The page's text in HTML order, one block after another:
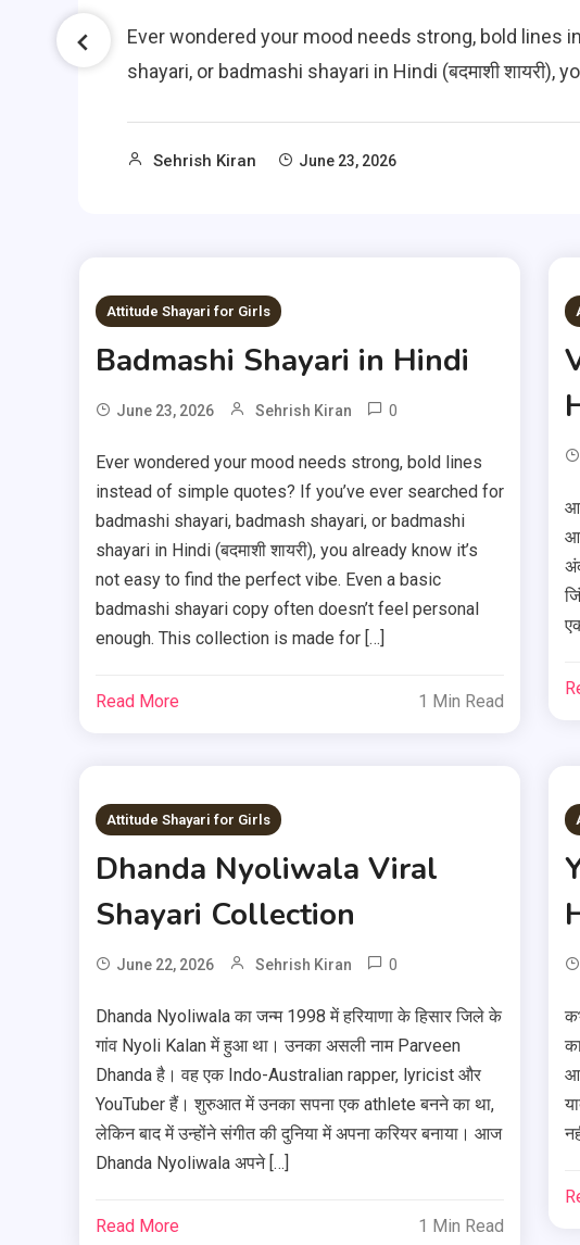
Ever wondered your mood needs strong, bold lines
shayari, or badmashi shayari in Hindi (बदमाशी शायरी),
Sehrish Kiran June 23, 2026
Attitude Shayari for Girls
Badmashi Shayari in Hindi
June 23, 2026 Sehrish Kiran 0
Ever wondered your mood needs strong, bold lines
instead of simple quotes? If you’ve ever searched for
badmashi shayari, badmash shayari, or badmashi
shayari in Hindi (बदमाशी शायरी), you already know it’s
not easy to find the perfect vibe. Even a basic
badmashi shayari copy often doesn’t feel personal
enough. This collection is made for […]
Read More 1 Min Read
Attitude Shayari for Girls
Dhanda Nyoliwala Viral
Shayari Collection
June 22, 2026 Sehrish Kiran 0
Dhanda Nyoliwala का जन्म 1998 में हरियाणा के हिसार जिले के
गांव Nyoli Kalan में हुआ था। उनका असली नाम Parveen
Dhanda है। वह एक Indo-Australian rapper, lyricist और
YouTuber हैं। शुरुआत में उनका सपना एक athlete बनने का था,
लेकिन बाद में उन्होंने संगीत की दुनिया में अपना करियर बनाया। आज
Dhanda Nyoliwala अपने […]
Read More 1 Min Read